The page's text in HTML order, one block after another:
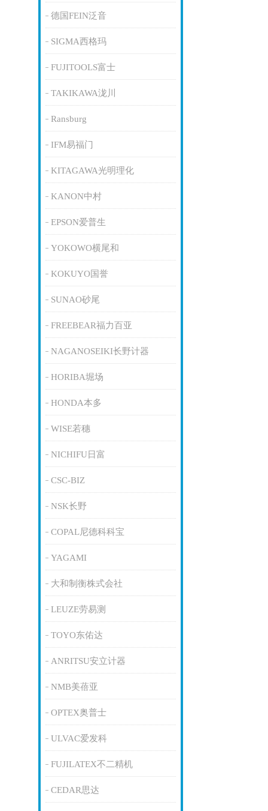
德国FEIN泛音
SIGMA西格玛
FUJITOOLS富士
TAKIKAWA泷川
Ransburg
IFM易福门
KITAGAWA光明理化
KANON中村
EPSON爱普生
YOKOWO横尾和
KOKUYO国誉
SUNAO砂尾
FREEBEAR福力百亚
NAGANOSEIKI长野计器
HORIBA堀场
HONDA本多
WISE若穗
NICHIFU日富
CSC-BIZ
NSK长野
COPAL尼德科科宝
YAGAMI
大和制衡株式会社
LEUZE劳易测
TOYO东佑达
ANRITSU安立计器
NMB美蓓亚
OPTEX奥普士
ULVAC爱发科
FUJILATEX不二精机
CEDAR思达